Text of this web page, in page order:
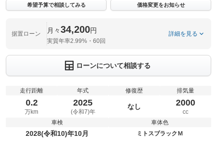
希望予算で相談してみる 価格変更をお知らせ
据置ローン 月々34,200円
実質年率2.99%・60回
詳細を見る
ローンについて相談する
走行距離
0.2
万km
年式
2025
(令和7)年
修復歴
なし
排気量
2000
cc
車検
2028(令和10)年10月
車体色
ミトスブラックＭ